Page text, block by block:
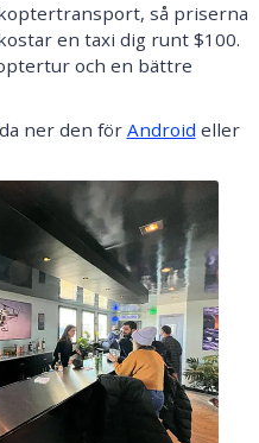
så priserna
en taxi dig runt $100.
och en bättre
ner den förAndroid eller